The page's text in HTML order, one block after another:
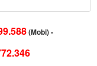
(Mobi) -